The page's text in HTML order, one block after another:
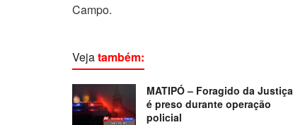
Campo.
Vejatambém:
MATIPÓ – Foragido da Justiça
é preso durante operação
policial